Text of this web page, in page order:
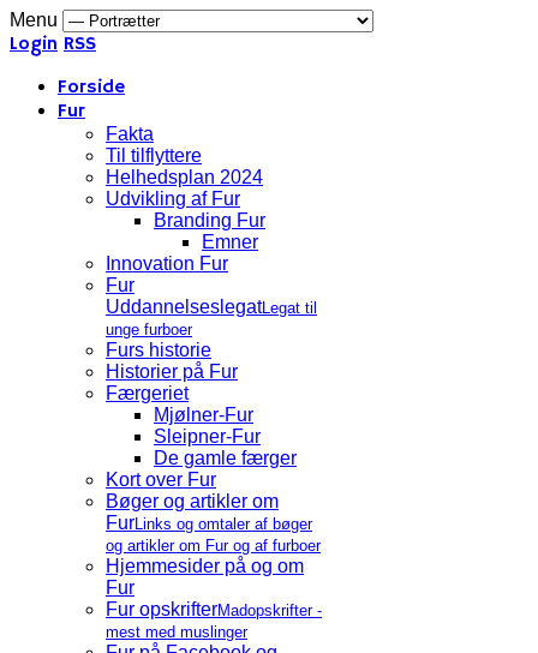
Menu
Login RSS
Forside
Fur
Fakta
Til tilflyttere
Helhedsplan 2024
Udvikling af Fur
Branding Fur
Emner
Innovation Fur
Fur
UddannelseslegatLegat til
unge furboer
Furs historie
Historier på Fur
Færgeriet
Mjølner-Fur
Sleipner-Fur
De gamle færger
Kort over Fur
Bøger og artikler om
FurLinks og omtaler af bøger
og artikler om Fur og af furboer
Hjemmesider på og om
Fur
Fur opskrifterMadopskrifter -
mest med muslinger